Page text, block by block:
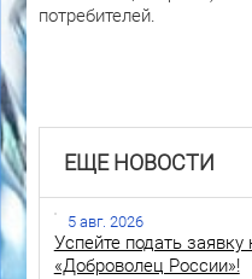
потребителей.
ЕЩЕ НОВОСТИ
5 авг. 2026
Успейте подать
«Доброволец России»!